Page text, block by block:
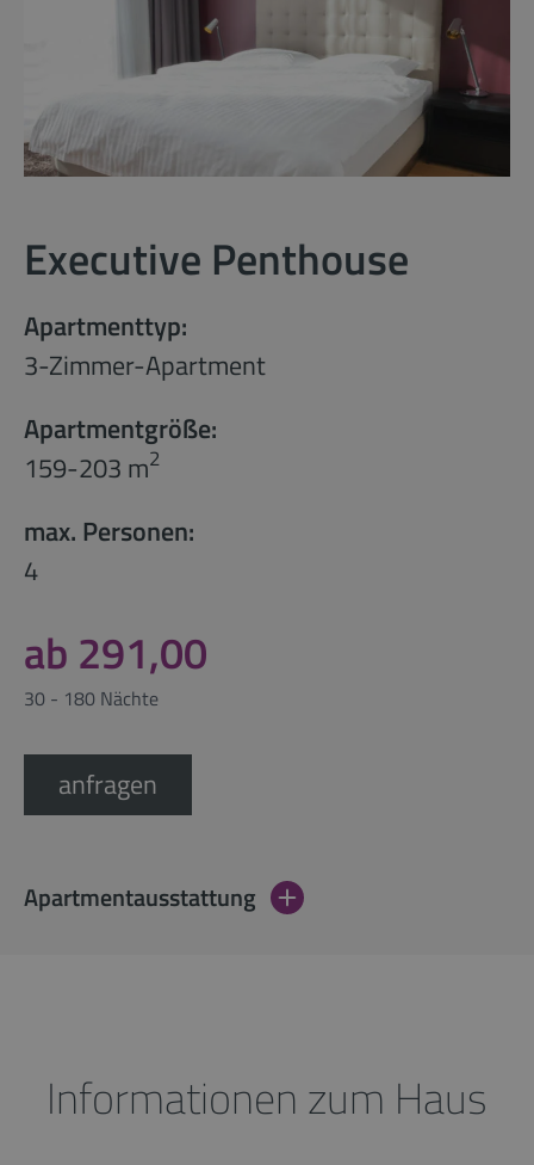
Executive Penthouse
Apartmenttyp:
3-Zimmer-Apartment
Apartmentgröße:
159-203 m2
max. Personen:
4
ab 291,00
30 - 180 Nächte
anfragen
Apartmentausstattung
Informationen zum Haus